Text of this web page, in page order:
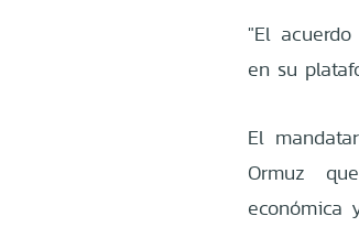
"El
en su
El
Ormuz
económica